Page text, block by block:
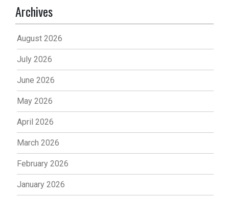
Archives
August 2026
July 2026
June 2026
May 2026
April 2026
March 2026
February 2026
January 2026